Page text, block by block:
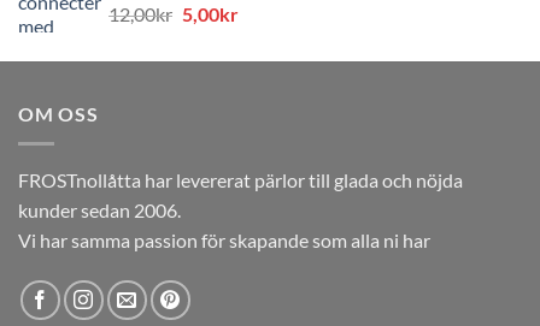
12,00kr.5,00kr.
12,00kr Det
priset
5,00krDet
priset
OM OSS
FROSTnollåtta har levererat pärlor till glada och nöjda
kunder sedan 2006.
Vi har samma passion för skapande som alla ni har